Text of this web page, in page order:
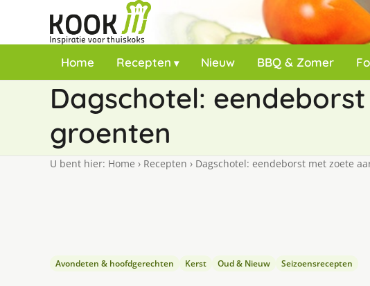
Home Recepten Nieuw BBQ & Zomer
Dagschotel:
groenten
U bent hier: Home › Recepten › Dagschotel: eendeborst met zoete
Avondeten & hoofdgerechten Kerst Oud & Nieuw Seizoensrecepten